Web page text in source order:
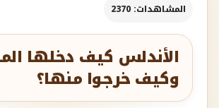
المشاهدات: 2370
الأندلس كيف دخلها
وكيف خرجوا منها؟